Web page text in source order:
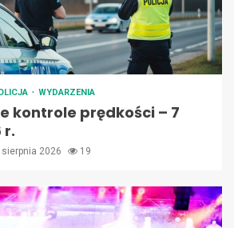
WYDARZENIA
kontrole prędkości – 7
r.
sierpnia 2026 19